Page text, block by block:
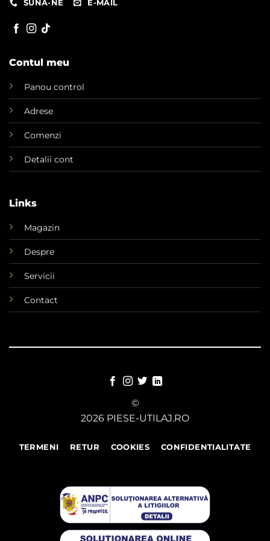
SUNA-NE E-MAIL
Contul meu
Panou control
Adrese
Comenzi
Detalii cont
Links
Magazin
Despre
Servicii
Contact
©
2026 PIESE-UTILAJ.RO
TERMENI RETUR COOKIES CONFIDENTIALITATE